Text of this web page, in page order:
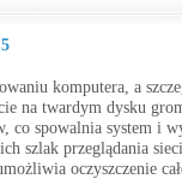
komputera, a
na twardym dysku
co spowalnia system i
szlak przeglądania
oczyszczenie